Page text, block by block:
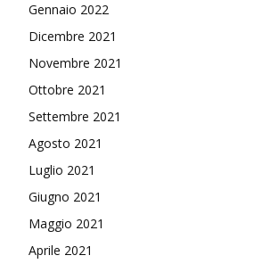
Gennaio 2022
Dicembre 2021
Novembre 2021
Ottobre 2021
Settembre 2021
Agosto 2021
Luglio 2021
Giugno 2021
Maggio 2021
Aprile 2021